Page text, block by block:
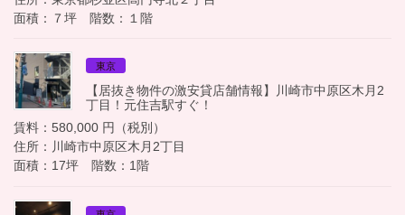
面積：７坪 階数：１階
東京
【居抜き物件の激安貸店舗情報】川崎市中原区木月2
丁目！元住吉駅すぐ！
賃料：580,000 円（税別）
住所：川崎市中原区木月2丁目
面積：17坪 階数：1階